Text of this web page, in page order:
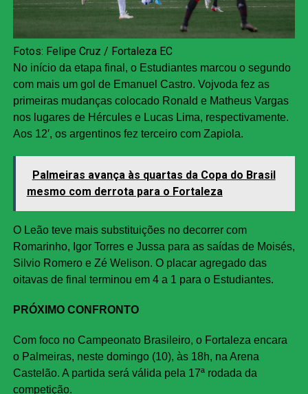
Fotos: Felipe Cruz / Fortaleza EC
No início da etapa final, o Estudiantes marcou o segundo
com mais um gol de Emanuel Castro. Vojvoda fez as
primeiras mudanças colocado Ronald e Matheus Vargas
nos lugares de Hércules e Lucas Lima, respectivamente.
Aos 12′, os argentinos fez terceiro com Zapiola.
Palmeiras avança às quartas da Copa do Brasil
mesmo com derrota para o Fortaleza
O Leão teve mais substituições no decorrer com
Romarinho, Igor Torres e Jussa para as saídas de Moisés,
Silvio Romero e Zé Welison. O placar agregado das
oitavas de final terminou em 4 a 1 para o Estudiantes.
PRÓXIMO CONFRONTO
Com foco no Campeonato Brasileiro, o Fortaleza encara
o Palmeiras, neste domingo (10), às 18h, na Arena
Castelão. A partida será válida pela 17ª rodada da
competição.